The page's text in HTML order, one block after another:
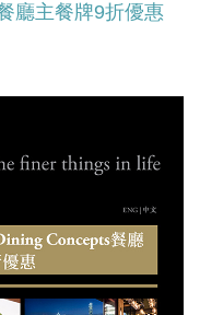
廳主餐牌9折優惠